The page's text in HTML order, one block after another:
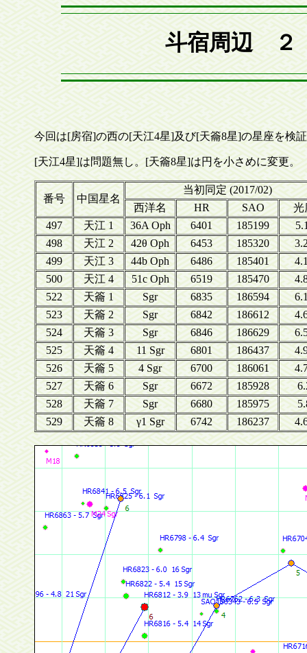
斗宿周辺 ２
今回は[房宿]の西の[天江4星]及び[天籥8星]の星座を検
[天江4星]は問題無し。[天籥8星]は円を小さめに変更。
番号 中国星名
当初同定 (2017/02)
西洋名
HR SAO
光
497
天江 1 36A Oph 6401 185199
498
天江 2 42θ Oph 6453 185320
499
天江 3 44b Oph 6486 185401
500
天江 4 51c Oph 6519 185470
522
天籥 1 Sgr 6835 186594
523
天籥 2 Sgr 6842 186612
524
天籥 3 Sgr 6846 186629
525
天籥 4 11 Sgr 6801 186437
526
天籥 5 4 Sgr 6700 186061
527
天籥 6 Sgr 6672 185928
528
天籥 7 Sgr 6680 185975
529
天籥 8 γ1 Sgr 6742 186237